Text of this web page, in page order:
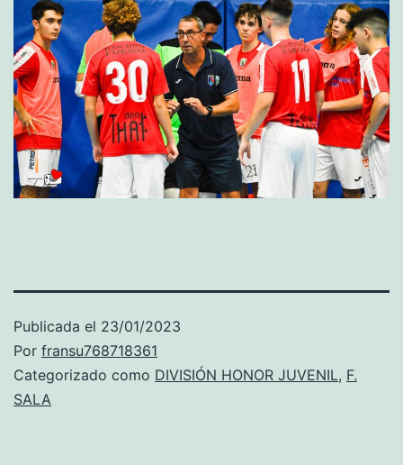
Publicada el 23/01/2023
Por fransu768718361
Categorizado como DIVISIÓN HONOR JUVENIL, F.
SALA